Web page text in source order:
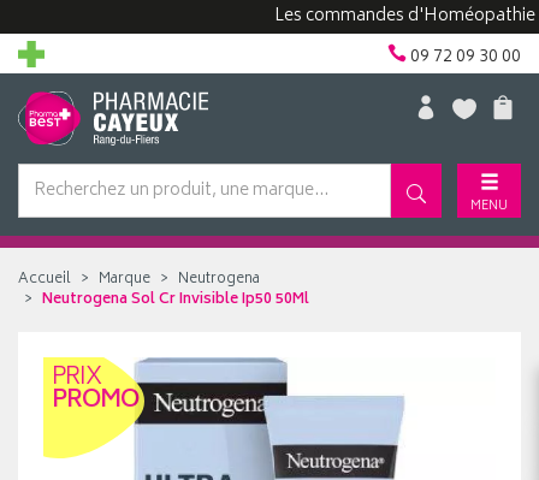
Les commandes d'Homéopathie
09 72 09 30 00
MENU
Accueil Marque
Neutrogena
Neutrogena Sol Cr Invisible Ip50 50Ml
PRIX
PROMO